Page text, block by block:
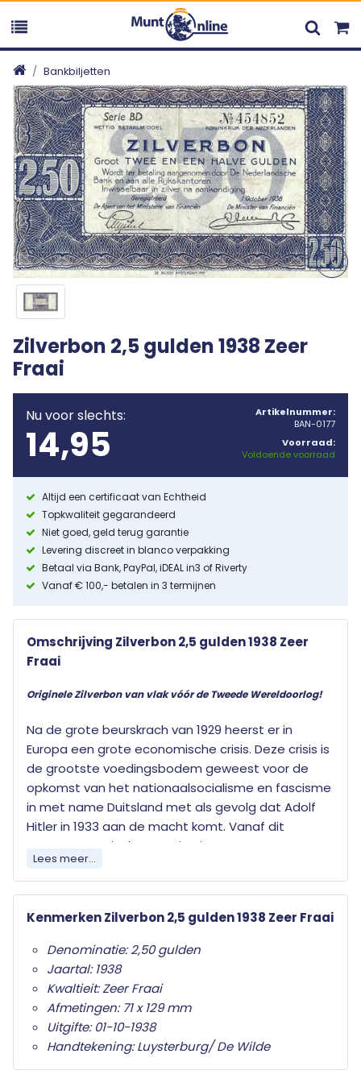
Bankbiljetten
Zilverbon 2,5 gulden 1938 Zeer
Fraai
Nu voor slechts:
14,95
Artikelnummer:
BAN-0177
Voorraad:
Voldoende voorraad
Altijd een certificaat van Echtheid
Topkwaliteit gegarandeerd
Niet goed, geld terug garantie
Levering discreet in blanco verpakking
Betaal via Bank, PayPal, iDEAL in3 of Riverty
Vanaf € 100,- betalen in 3 termijnen
Omschrijving Zilverbon 2,5 gulden 1938 Zeer
Fraai
Originele Zilverbon van vlak vóór de Tweede Wereldoorlog!
Na de grote beurskrach van 1929 heerst er in
Europa een grote economische crisis. Deze crisis is
de grootste voedingsbodem geweest voor de
opkomst van het nationaalsocialisme en fascisme
in met name Duitsland met als gevolg dat Adolf
Hitler in 1933 aan de macht komt. Vanaf dit
moment groeit de spanning in Europa en ontstaat
er een wereldwijde wapenwedloop. Eén van de
gevolgen is dat de koers van edelmetaal enorm
het zilvergeld massaal oppot. Zo erg dat het
Ministerie wordt genoodzaakt om snel een
alternatief in circulatie te brengen om zo het
betalingsverkeer in stand te houden. In 1938
worden zilverbonnen van 1, 2,50 en 5 gulden
gedrukt en niet veel later in omloop gebracht.
Deze zilverbonnen zijn in feite een tegoedbon voor
Lees meer...
Kenmerken Zilverbon 2,5 gulden 1938 Zeer Fraai
Denominatie: 2,50 gulden
Jaartal: 1938
Kwaltieit: Zeer Fraai
Afmetingen: 71 x 129 mm
Uitgifte: 01-10-1938
Handtekening: Luysterburg/ De Wilde